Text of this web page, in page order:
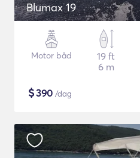
Blumax 19
Motor båd
19 ft
6 m
$390 /dag